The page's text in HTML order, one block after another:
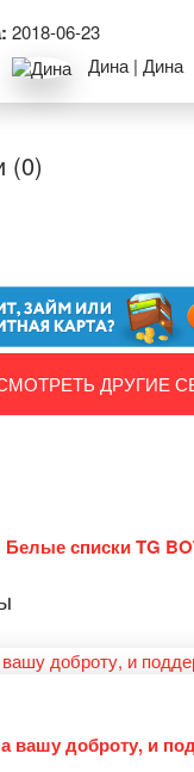
2018-06-23
Дина | Дина
(0)
ДРУГИЕ
Белые списки TG
вашу доброту, и